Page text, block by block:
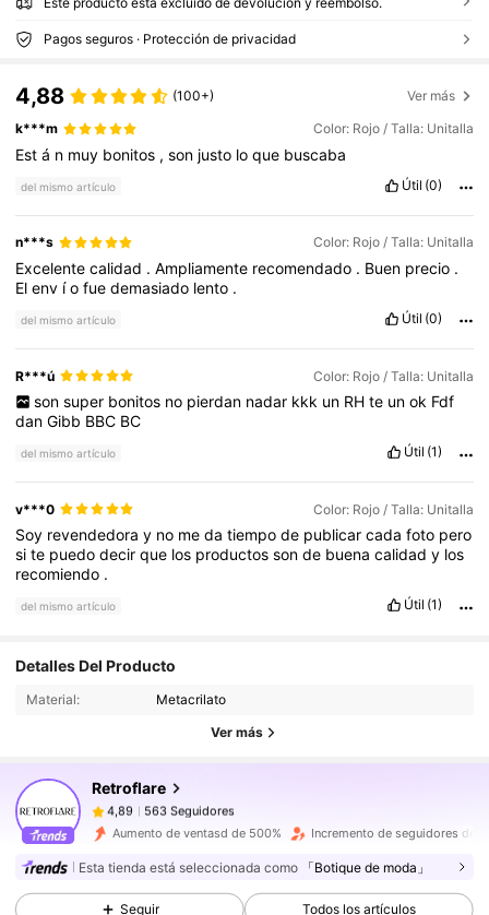
Pagos seguros · Protección de privacidad
4,88 (100+) Ver más
k***m Color: Rojo / Talla: Unitalla
Está n muy bonitos ,son justo loque buscaba
del mismo artículo Útil (0)
n***s Color: Rojo / Talla: Unitalla
Excelentecalidad .Ampliamente recomendado . Buen precio .
Elenv íofuedemasiado lento .
del mismo artículo Útil (0)
R***ú Color: Rojo / Talla: Unitalla
son super bonitos no pierdan nadar kkk un RH te un ok Fdf
danGibb BBC BC
del mismo artículo Útil (1)
v***0 Color: Rojo / Talla: Unitalla
Soy revendedoray no medatiempode publicarcadafoto pero
site puedodecirque los productossonde buenacalidady los
recomiendo .
del mismo artículo Útil (1)
Detalles Del Producto
Material: Metacrilato
Ver más
Retroflare
4,89 563 Seguidores
563 Seguidores
563 Seguidores
4,89
563 Seguidores
h***hseguidoHace 14 horas
Aumento de ventasd de 500% Incremento de seguidores de
Esta tienda está seleccionada como 「Botique de moda」
Seguir Todos los artículos